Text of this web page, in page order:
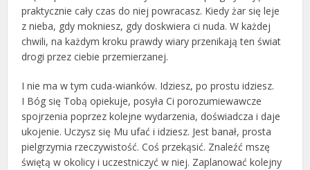
praktycznie cały czas do niej powracasz. Kiedy żar się leje
z nieba, gdy mokniesz, gdy doskwiera ci nuda. W każdej
chwili, na każdym kroku prawdy wiary przenikają ten świat
drogi przez ciebie przemierzanej.
I nie ma w tym cuda-wianków. Idziesz, po prostu idziesz.
I Bóg się Tobą opiekuje, posyła Ci porozumiewawcze
spojrzenia poprzez kolejne wydarzenia, doświadcza i daje
ukojenie. Uczysz się Mu ufać i idziesz. Jest banał, prosta
pielgrzymia rzeczywistość. Coś przekąsić. Znaleźć mszę
świętą w okolicy i uczestniczyć w niej. Zaplanować kolejny